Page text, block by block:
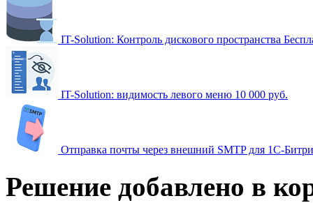
IT-Solution: Контроль дискового пространства
IT-Solution: видимость левого меню 10 000 руб.
Отправка почты через внешний SMTP для 1C-
Решение добавлено в